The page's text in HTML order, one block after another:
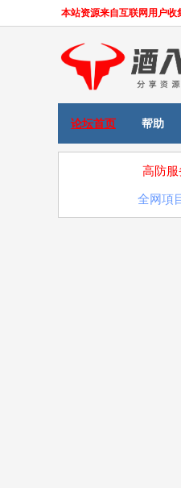
本站资源来自互联网用户
论坛首页 帮助
高防
全网項